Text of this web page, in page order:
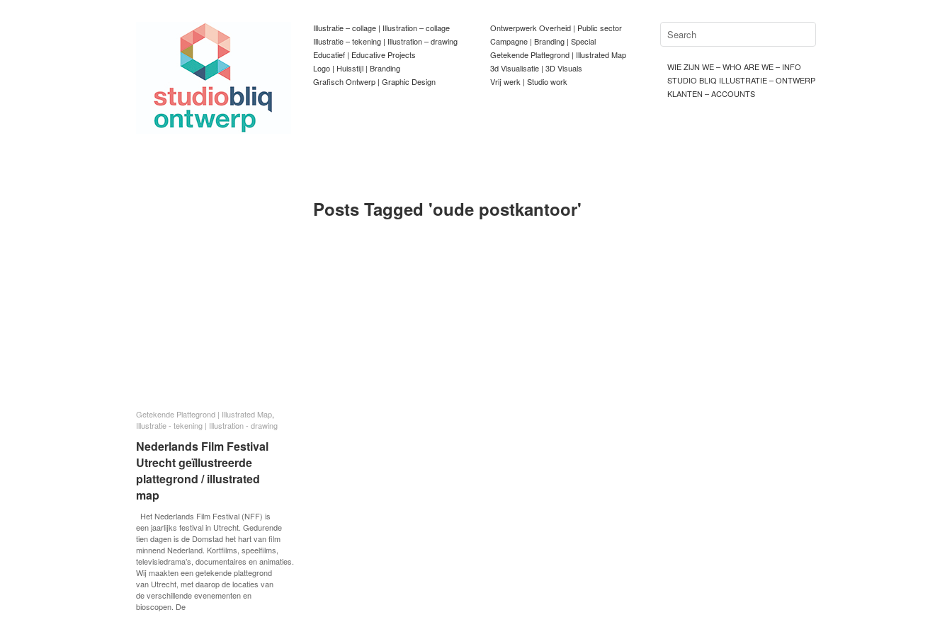
Illustratie – collage | Illustration – collage
Illustratie – tekening | Illustration – drawing
Educatief | Educative Projects
Logo | Huisstijl | Branding
Grafisch Ontwerp | Graphic Design
Ontwerpwerk Overheid | Public sector
Campagne | Branding | Special
Getekende Plattegrond | Illustrated Map
3d Visualisatie | 3D Visuals
Vrij werk | Studio work
WIE ZIJN WE – WHO ARE WE – INFO
STUDIO BLIQ ILLUSTRATIE – ONTWERP
KLANTEN – ACCOUNTS
Posts Tagged 'oude postkantoor'
Getekende Plattegrond | Illustrated Map
Illustratie - tekening | Illustration - drawing
Nederlands Film Festival
Utrecht geïllustreerde
plattegrond / illustrated
map
Het Nederlands Film Festival (NFF) is
een jaarlijks festival in Utrecht. Gedurende
tien dagen is de Domstad het hart van film
minnend Nederland. Kortfilms, speelfilms,
televisiedrama’s, documentaires en animaties.
Wij maakten een getekende plattegrond
van Utrecht, met daarop de locaties van
de verschillende evenementen en
bioscopen. De
Getekende Plattegrond | Illustrated Map
Illustratie - tekening | Illustration - drawing
Nederlands Film Festival
Utrecht geïllustreerde
plattegrond / illustrated map